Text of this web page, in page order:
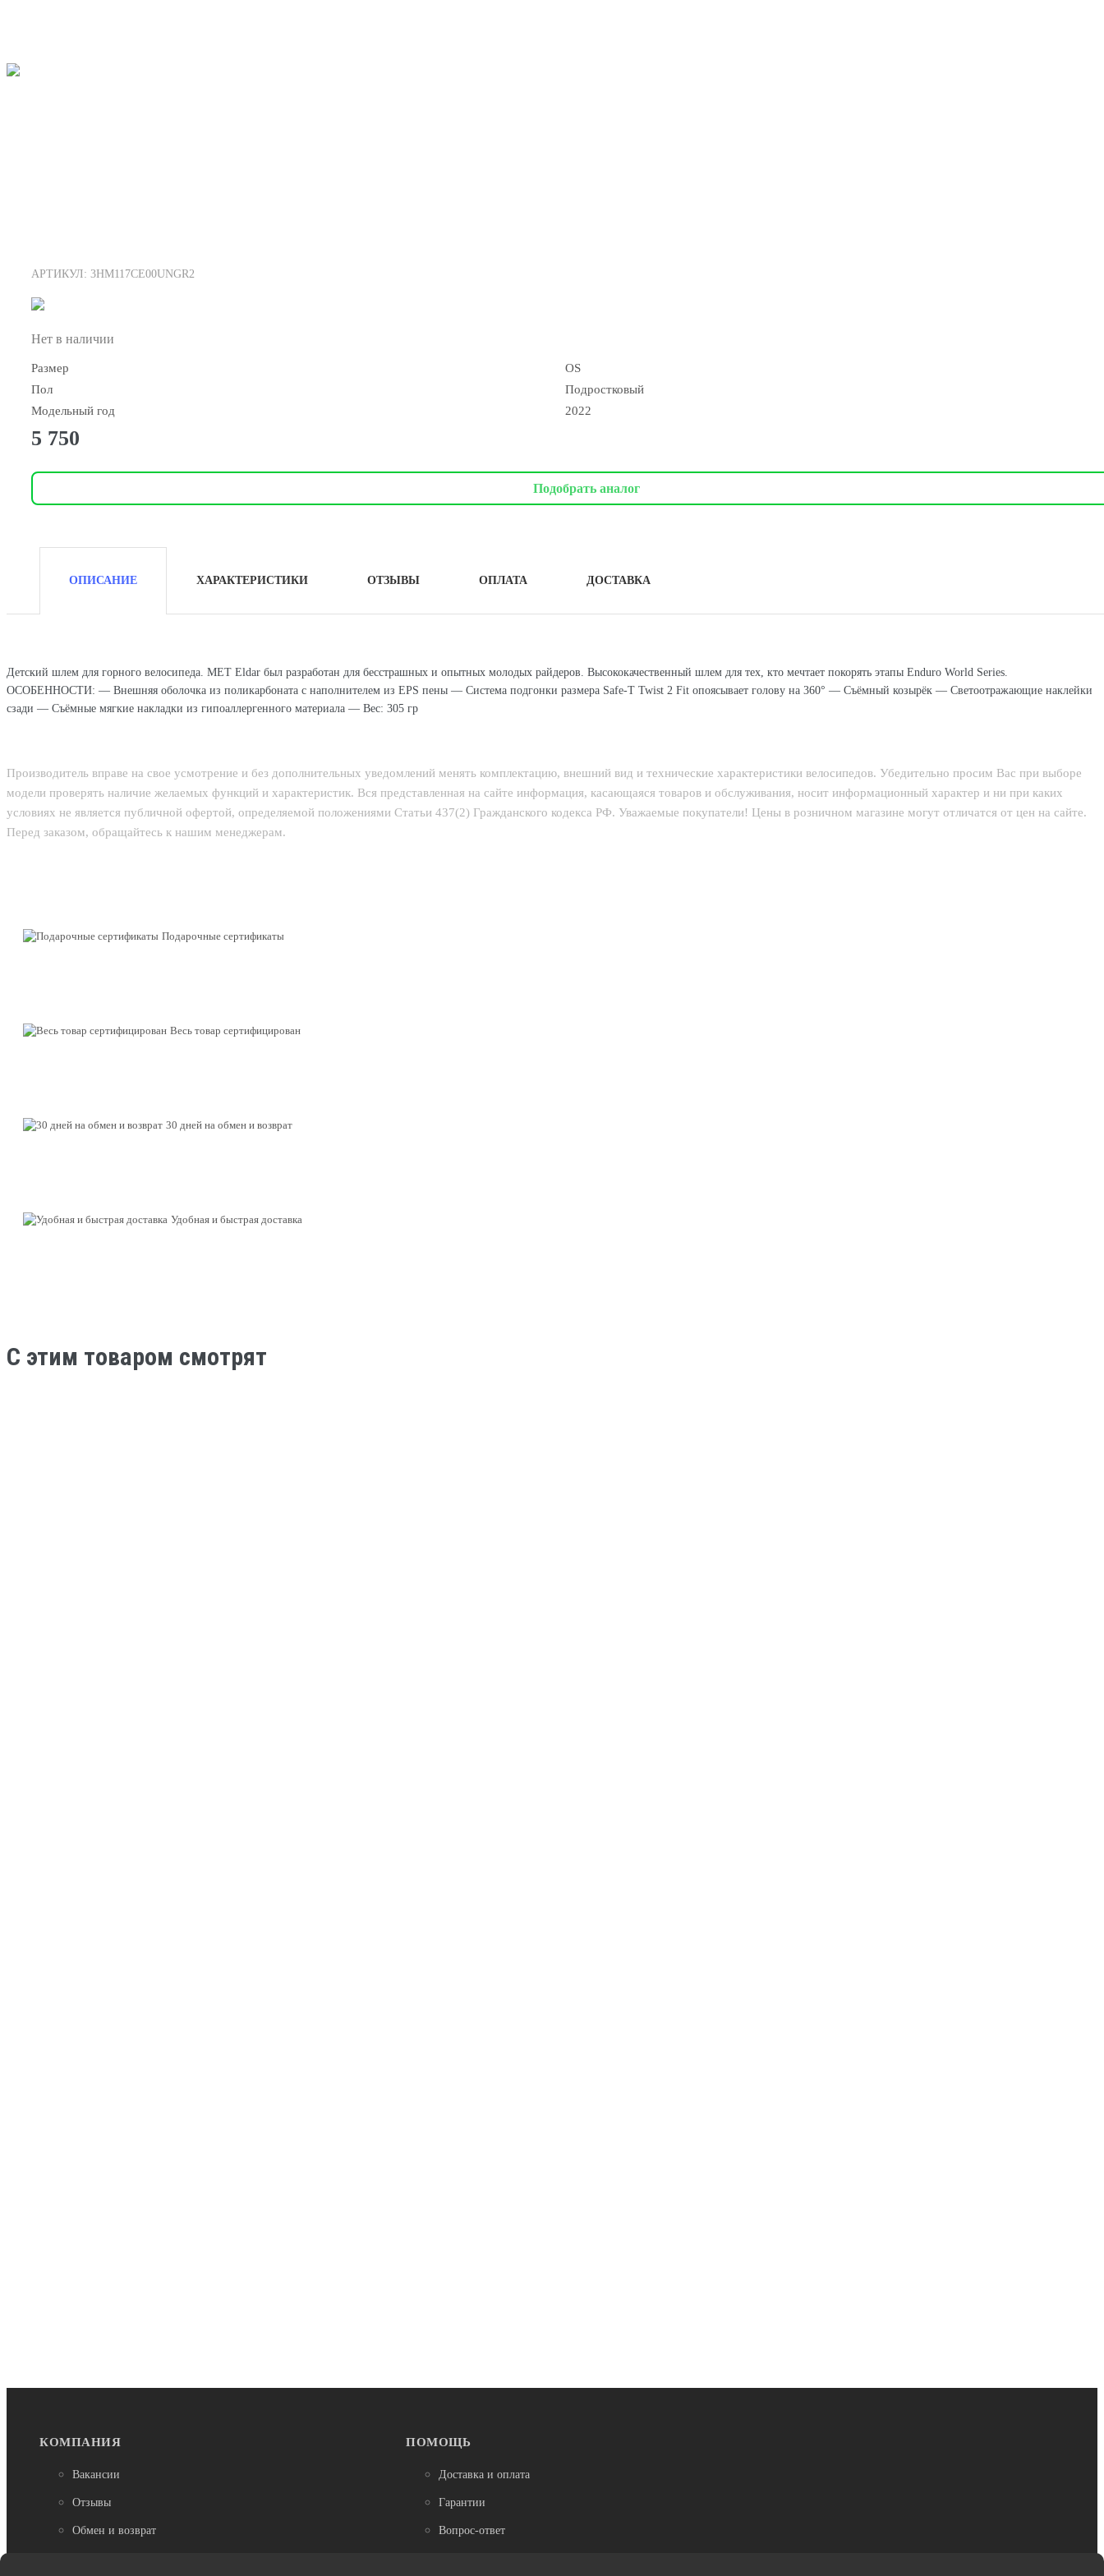
АРТИКУЛ: 3HM117CE00UNGR2
Нет в наличии
Размер
OS
Пол
Подростковый
Модельный год
2022
5 750
Подобрать аналог
ОПИСАНИЕ ХАРАКТЕРИСТИКИ ОТЗЫВЫ ОПЛАТА ДОСТАВКА
Детский шлем для горного велосипеда. MET Eldar был разработан для бесстрашных и опытных молодых райдеров. Высококачественный шлем для тех, кто мечтает покорять этапы Enduro World Series.
ОСОБЕННОСТИ: — Внешняя оболочка из поликарбоната с наполнителем из EPS пены — Система подгонки размера Safe-T Twist 2 Fit опоясывает голову на 360° — Съёмный козырёк — Светоотражающие наклейки
сзади — Съёмные мягкие накладки из гипоаллергенного материала — Вес: 305 гр
Производитель вправе на свое усмотрение и без дополнительных уведомлений менять комплектацию, внешний вид и технические характеристики велосипедов. Убедительно просим Вас при выборе
модели проверять наличие желаемых функций и характеристик. Вся представленная на сайте информация, касающаяся товаров и обслуживания, носит информационный характер и ни при каких
условиях не является публичной офертой, определяемой положениями Статьи 437(2) Гражданского кодекса РФ. Уважаемые покупатели! Цены в розничном магазине могут отличатся от цен на сайте.
Перед заказом, обращайтесь к нашим менеджерам.
Подарочные сертификаты
Весь товар сертифицирован
30 дней на обмен и возврат
Удобная и быстрая доставка
C этим товаром смотрят
КОМПАНИЯ
Вакансии
Отзывы
Обмен и возврат
ПОМОЩЬ
Доставка и оплата
Гарантии
Вопрос-ответ